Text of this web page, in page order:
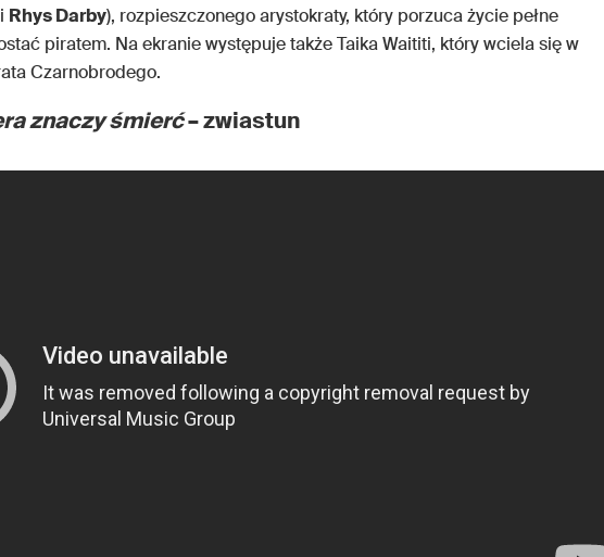
Rhys Darby), rozpieszczonego arystokraty, który porzuca życie pełne
piratem. Na ekranie występuje także Taika Waititi, który wciela się w
Czarnobrodego.
znaczy śmierć– zwiastun